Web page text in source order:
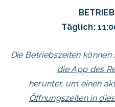
Täglich:
Die Betriebszeiten
die App des
herunter, um einen
Öffnungszeiten in